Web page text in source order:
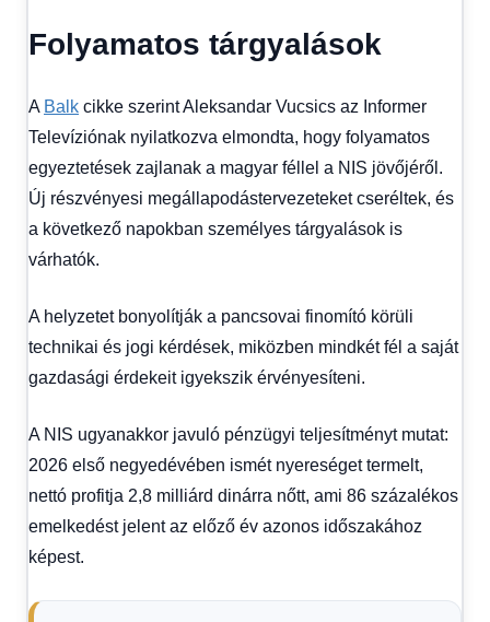
Folyamatos tárgyalások
A Balk cikke szerint Aleksandar Vucsics az Informer
Televíziónak nyilatkozva elmondta, hogy folyamatos
egyeztetések zajlanak a magyar féllel a NIS jövőjéről.
Új részvényesi megállapodástervezeteket cseréltek, és
a következő napokban személyes tárgyalások is
várhatók.
A helyzetet bonyolítják a pancsovai finomító körüli
technikai és jogi kérdések, miközben mindkét fél a saját
gazdasági érdekeit igyekszik érvényesíteni.
A NIS ugyanakkor javuló pénzügyi teljesítményt mutat:
2026 első negyedévében ismét nyereséget termelt,
nettó profitja 2,8 milliárd dinárra nőtt, ami 86 százalékos
emelkedést jelent az előző év azonos időszakához
képest.